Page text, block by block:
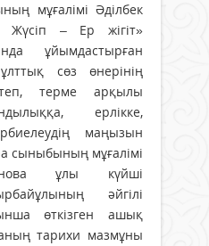
мұғалімі Әділбек
Жүсіп – Ер жігіт»
ұйымдастырған
сөз өнерінің
терме арқылы
ерлікке,
маңызын
сыныбының мұғалімі
ұлы күйші
әйгілі
өткізген ашық
тарихи мазмұны